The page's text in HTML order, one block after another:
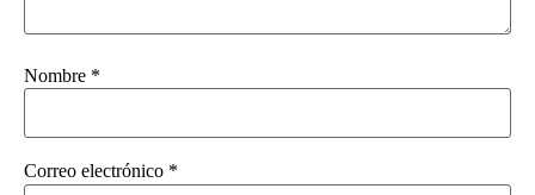
Nombre *
Correo electrónico *